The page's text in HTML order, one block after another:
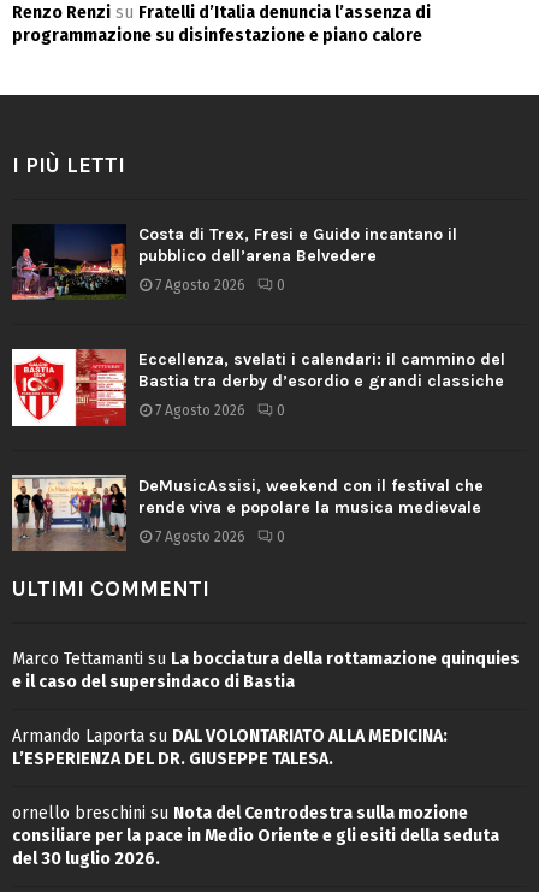
Renzo Renzi su Fratelli d’Italia denuncia l’assenza di
programmazione su disinfestazione e piano calore
I PIÙ LETTI
Costa di Trex, Fresi e Guido incantano il
pubblico dell’arena Belvedere
7 Agosto 2026 0
Eccellenza, svelati i calendari: il cammino del
Bastia tra derby d’esordio e grandi classiche
7 Agosto 2026 0
DeMusicAssisi, weekend con il festival che
rende viva e popolare la musica medievale
7 Agosto 2026 0
ULTIMI COMMENTI
Marco Tettamanti su La bocciatura della rottamazione quinquies
e il caso del supersindaco di Bastia
Armando Laporta su DAL VOLONTARIATO ALLA MEDICINA:
L’ESPERIENZA DEL DR. GIUSEPPE TALESA.
ornello breschini su Nota del Centrodestra sulla mozione
consiliare per la pace in Medio Oriente e gli esiti della seduta
del 30 luglio 2026.